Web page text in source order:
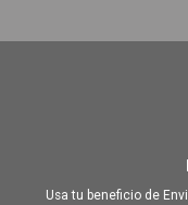
Usa tu beneficio de